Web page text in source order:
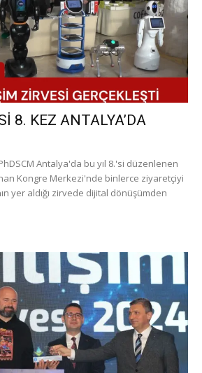
8. KEZ ANTALYA’DA
Antalya'da bu yıl 8.'si düzenlenen
Kongre Merkezi'nde binlerce ziyaretçiyi
yer aldığı zirvede dijital dönüşümden